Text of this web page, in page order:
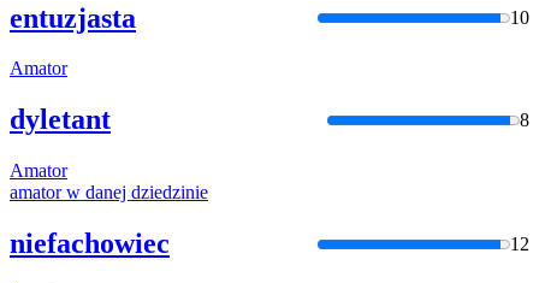
entuzjasta 10
Amator
dyletant 8
Amator
amatorw danej dziedzinie
niefachowiec 12